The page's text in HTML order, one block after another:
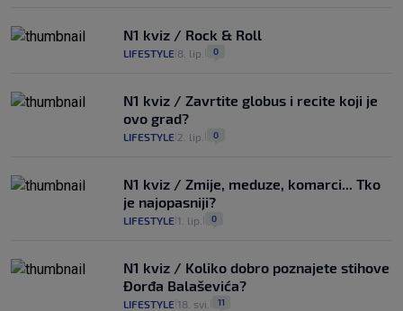
N1 kviz / Rock & Roll
LIFESTYLE 8. lip. 0
N1 kviz / Zavrtite globus i recite koji je
ovo grad?
LIFESTYLE 2. lip. 0
N1 kviz / Zmije, meduze, komarci... Tko
je najopasniji?
LIFESTYLE 1. lip. 0
N1 kviz / Koliko dobro poznajete stihove
Đorđa Balaševića?
LIFESTYLE 18. svi. 11